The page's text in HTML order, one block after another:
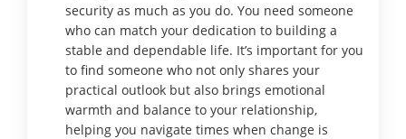
security as much as you do. You need someone
who can match your dedication to building a
stable and dependable life. It’s important for you
to find someone who not only shares your
practical outlook but also brings emotional
warmth and balance to your relationship,
helping you navigate times when change is